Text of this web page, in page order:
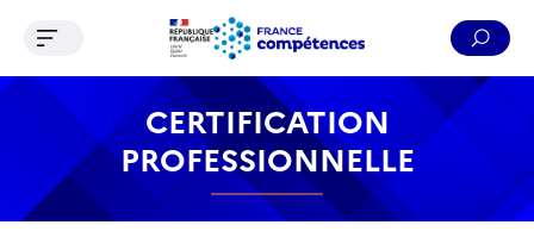
Contenu Recherche Menu Pied de page
Ouvrir le menu de navigation
CERTIFICATION
PROFESSIONNELLE